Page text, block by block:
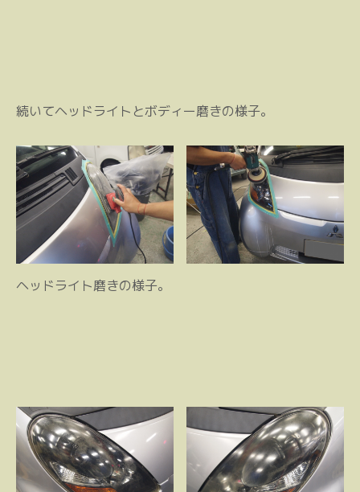
続いてヘッドライトとボディー磨きの様子。
ヘッドライト磨きの様子。